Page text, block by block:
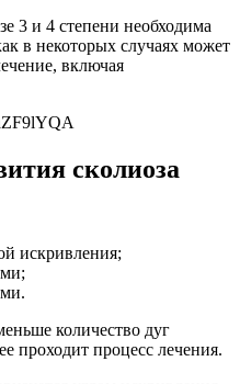
3 и 4 степени необходима
в некоторых случаях может
включая
сколиоза
искривления;
количество дуг
проходит процесс лечения.